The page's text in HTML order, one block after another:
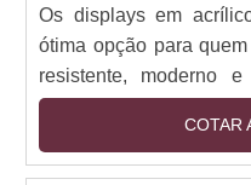
Os displays em
ótima opção para
resistente, moderno e
Estes displays são
alta qualidade, o que
resistência ao tempo.
COTAR